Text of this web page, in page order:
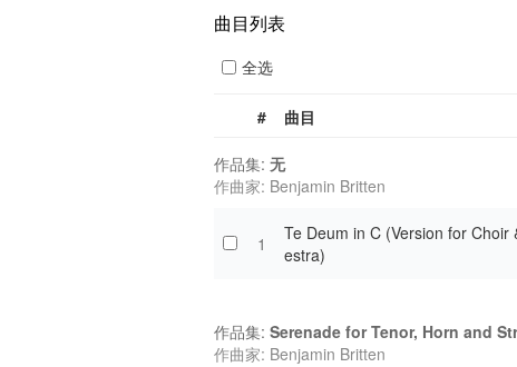
曲目列表
全选
# 曲目
作品集: 无
作曲家: Benjamin Britten
1
Te Deum in C (Version for Choir
estra)
作品集: Serenade for Tenor, Horn and
作曲家: Benjamin Britten